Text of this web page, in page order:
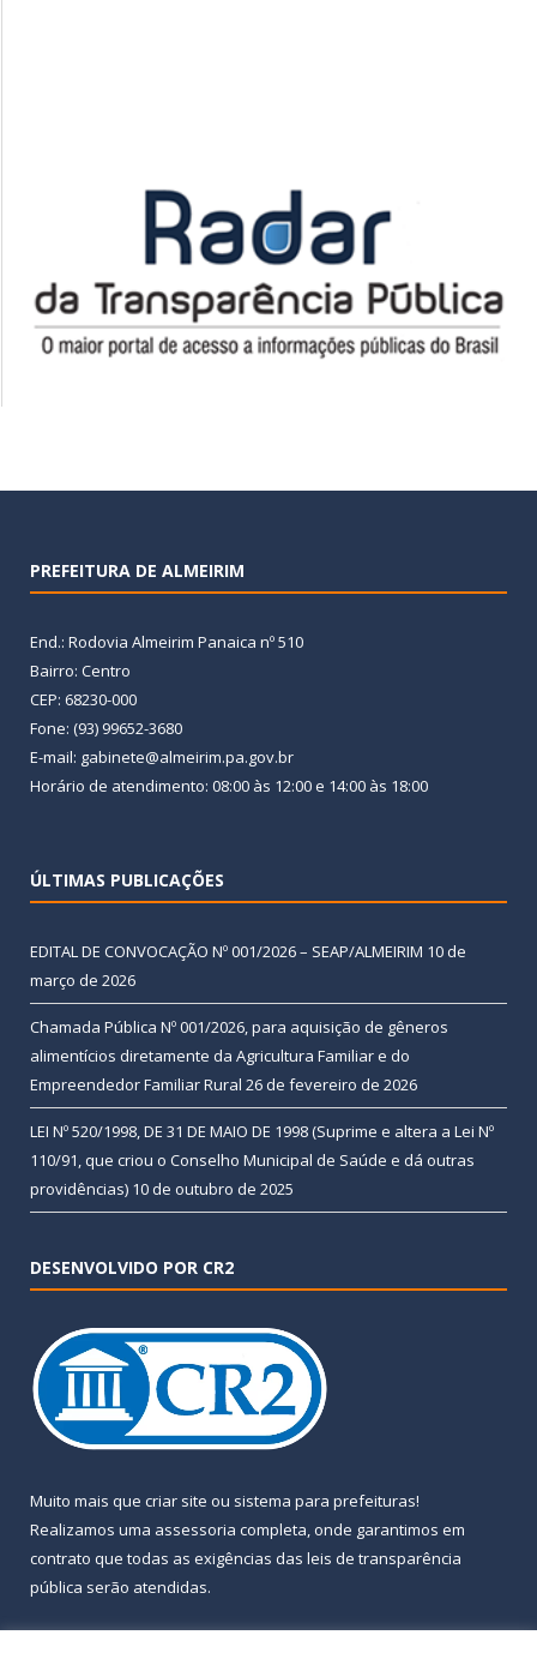
PREFEITURA DE ALMEIRIM
End.: Rodovia Almeirim Panaica nº 510
Bairro: Centro
CEP: 68230-000
Fone: (93) 99652-3680
E-mail: gabinete@almeirim.pa.gov.br
Horário de atendimento: 08:00 às 12:00 e 14:00 às 18:00
ÚLTIMAS PUBLICAÇÕES
EDITAL DE CONVOCAÇÃO Nº 001/2026 – SEAP/ALMEIRIM 10 de
março de 2026
Chamada Pública Nº 001/2026, para aquisição de gêneros
alimentícios diretamente da Agricultura Familiar e do
Empreendedor Familiar Rural 26 de fevereiro de 2026
LEI Nº 520/1998, DE 31 DE MAIO DE 1998 (Suprime e altera a Lei Nº
110/91, que criou o Conselho Municipal de Saúde e dá outras
providências) 10 de outubro de 2025
DESENVOLVIDO POR CR2
Muito mais que criar site ou sistema para prefeituras!
Realizamos uma assessoria completa, onde garantimos em
contrato que todas as exigências das leis de transparência
pública serão atendidas.